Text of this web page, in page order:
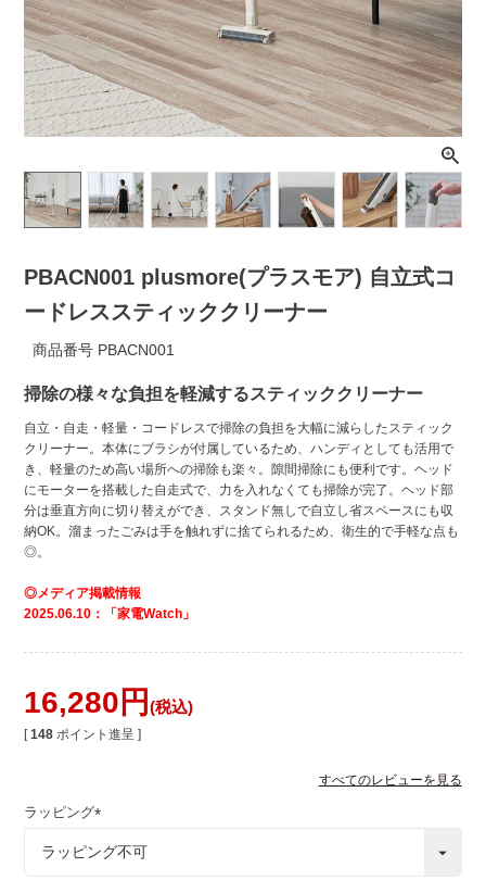
ライト・シーリングファン
アクセサリー・消耗品
アウトレット
PBACN001 plusmore(プラスモア) 自立式コ
ードレススティッククリーナー
商品番号 PBACN001
掃除の様々な負担を軽減するスティッククリーナー
自立・自走・軽量・コードレスで掃除の負担を大幅に減らしたスティック
クリーナー。本体にブラシが付属しているため、ハンディとしても活用で
き、軽量のため高い場所への掃除も楽々。隙間掃除にも便利です。ヘッド
にモーターを搭載した自走式で、力を入れなくても掃除が完了。ヘッド部
分は垂直方向に切り替えができ、スタンド無しで自立し省スペースにも収
納OK。溜まったごみは手を触れずに捨てられるため、衛生的で手軽な点も
◎。
◎メディア掲載情報
2025.06.10：「家電Watch」
16,280 税込
[ 148 ポイント進呈 ]
すべてのレビューを見る
ラッピング
必